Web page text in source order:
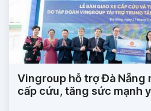
Vingroup hỗ trợ Đà Nẵng
cấp cứu, tăng sức mạnh